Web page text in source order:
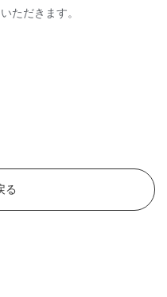
ただきます。
る